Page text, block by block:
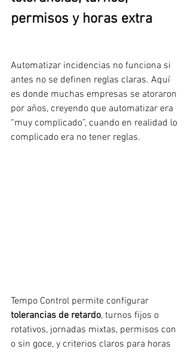
permisos y horas extra
Automatizar incidencias no funciona si
antes no se definen reglas claras. Aquí
es donde muchas empresas se atoraron
por años, creyendo que automatizar era
“muy complicado”, cuando en realidad lo
complicado era no tener reglas.
Tempo Control permite configurar
tolerancias de retardo, turnos fijos o
rotativos, jornadas mixtas, permisos con
o sin goce, y criterios claros para horas